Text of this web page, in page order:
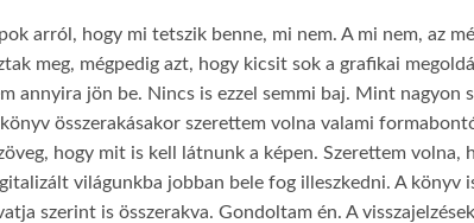
arról, hogy mi tetszik benne, mi nem. A mi nem, az
meg, mégpedig azt, hogy kicsit sok a grafikai
annyira jön be. Nincs is ezzel semmi baj. Mint nagyon
összerakásakor szerettem volna valami
hogy mit is kell látnunk a képen. Szerettem volna,
világunkba jobban bele fog illeszkedni. A könyv
szerint is összerakva. Gondoltam én. A